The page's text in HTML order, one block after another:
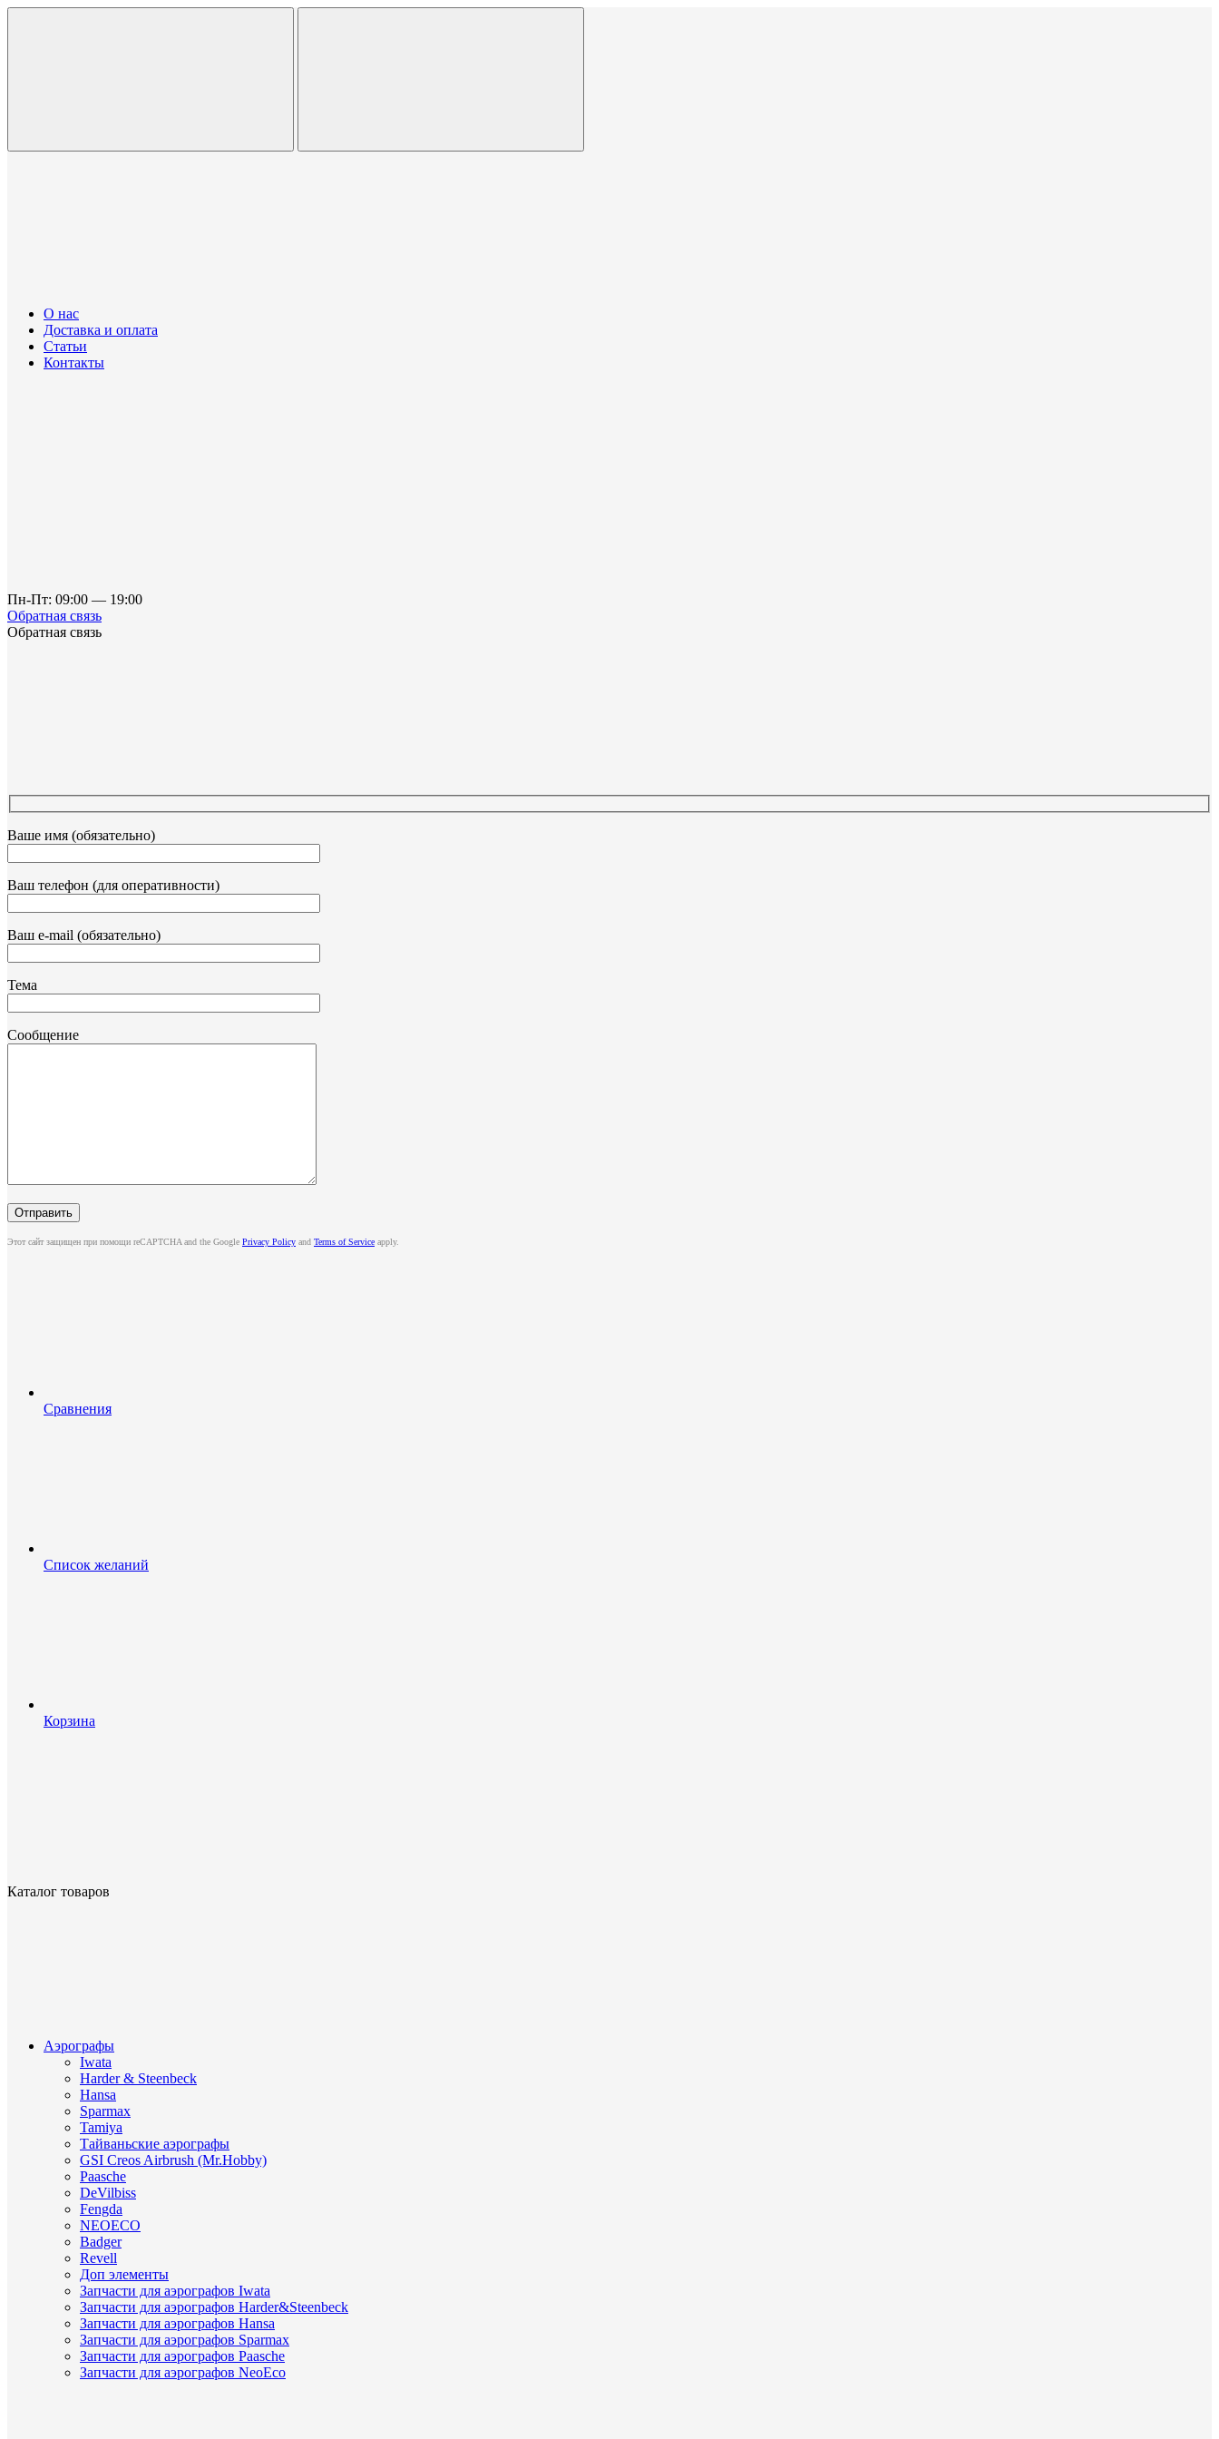
О нас
Доставка и оплата
Статьи
Контакты
Пн-Пт: 09:00 — 19:00
Обратная связь
Обратная связь
Ваше имя (обязательно)
Ваш телефон (для оперативности)
Ваш e-mail (обязательно)
Тема
Сообщение
Этот сайт защищен при помощи reCAPTCHA and the Google Privacy Policy and Terms of Service apply.
Сравнения
Список желаний
Корзина
Каталог товаров
Аэрографы
Iwata
Harder & Steenbeck
Hansa
Sparmax
Tamiya
Тайваньские аэрографы
GSI Creos Airbrush (Mr.Hobby)
Paasche
DeVilbiss
Fengda
NEOECO
Badger
Revell
Доп элементы
Запчасти для аэрографов Iwata
Запчасти для аэрографов Harder&Steenbeck
Запчасти для аэрографов Hansa
Запчасти для аэрографов Sparmax
Запчасти для аэрографов Paasche
Запчасти для аэрографов NeoEco